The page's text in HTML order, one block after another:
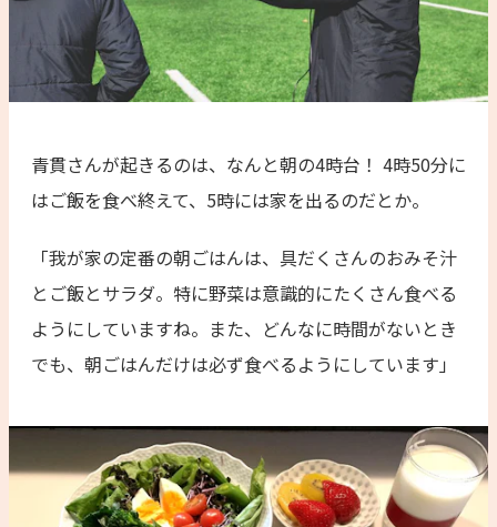
青貫さんが起きるのは、なんと朝の4時台！ 4時50分に
はご飯を食べ終えて、5時には家を出るのだとか。
「我が家の定番の朝ごはんは、具だくさんのおみそ汁
とご飯とサラダ。特に野菜は意識的にたくさん食べる
ようにしていますね。また、どんなに時間がないとき
でも、朝ごはんだけは必ず食べるようにしています」